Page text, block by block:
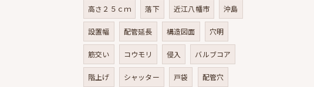
高さ２５ｃｍ 落下 近江八幡市 沖島
設置幅 配管延長 構造図面 穴明
筋交い コウモリ 侵入 バルブコア
階上げ シャッター 戸袋 配管穴